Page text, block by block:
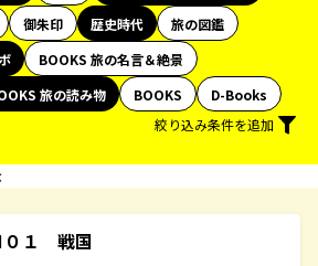
御朱印 歴史時代
旅の図鑑
BOOKS 旅の名言＆絶景
旅の読み物 BOOKS
D-Books
絞り込み条件を追加
０１ 戦国